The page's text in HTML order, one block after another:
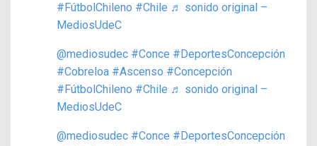
#FútbolChileno #Chile ♬ sonido original –
MediosUdeC
@mediosudec #Conce #DeportesConcepción
#Cobreloa #Ascenso #Concepción
#FútbolChileno #Chile ♬ sonido original –
MediosUdeC
@mediosudec #Conce #DeportesConcepción